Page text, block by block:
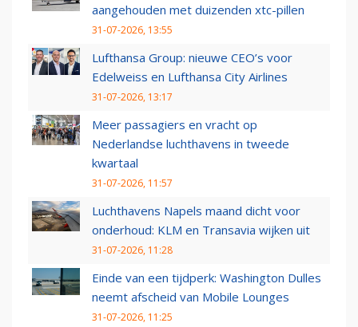
aangehouden met duizenden xtc-pillen
31-07-2026, 13:55
Lufthansa Group: nieuwe CEO’s voor
Edelweiss en Lufthansa City Airlines
31-07-2026, 13:17
Meer passagiers en vracht op
Nederlandse luchthavens in tweede
kwartaal
31-07-2026, 11:57
Luchthavens Napels maand dicht voor
onderhoud: KLM en Transavia wijken uit
31-07-2026, 11:28
Einde van een tijdperk: Washington Dulles
neemt afscheid van Mobile Lounges
31-07-2026, 11:25